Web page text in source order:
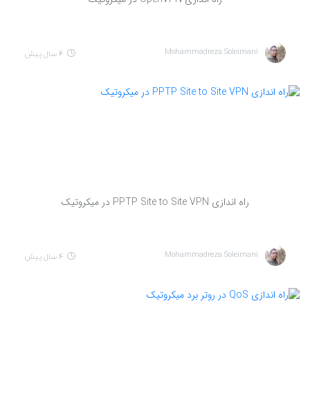
Mohammadreza Soleimani 4 سال پیش
راه اندازی PPTP Site to Site VPN در میکروتیک
Mohammadreza Soleimani 4 سال پیش